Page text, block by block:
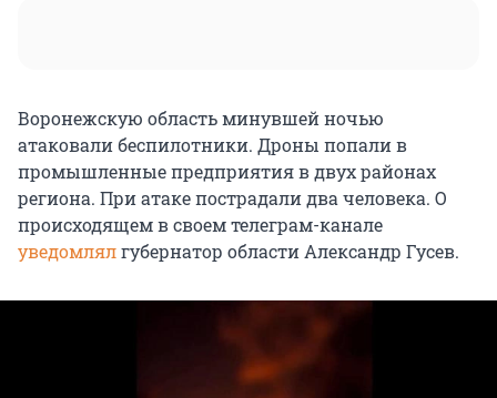
Воронежскую область минувшей ночью
атаковали беспилотники. Дроны попали в
промышленные предприятия в двух районах
региона. При атаке пострадали два человека. О
происходящем в своем телеграм-канале
уведомлялгубернатор области Александр Гусев.